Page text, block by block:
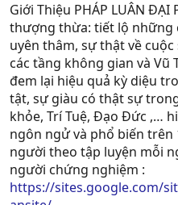
Giới Thiệu PHÁP LUÂN
thượng thừa: tiết lộ những
uyên thâm, sự thật về
các tầng không gian và Vũ
đem lại hiệu quả kỳ diệu
tật, sự giàu có thật sự
khỏe, Trí Tuệ, Ðạo Ðức ,…
ngôn ngử và phổ biến trên
người theo tập luyện mỗi
người chứng nghiệm :
https://sites.google.com/